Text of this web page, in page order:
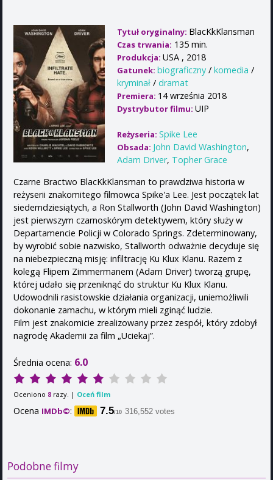
Tytuł oryginalny: BlacKkKlansman
Czas trwania: 135 min.
Produkcja: USA , 2018
Gatunek: biograficzny / komedia /
kryminał / dramat
Premiera: 14 września 2018
Dystrybutor filmu: UIP
Reżyseria: Spike Lee
Obsada: John David Washington,
Adam Driver, Topher Grace
Czarne Bractwo BlacKkKlansman to prawdziwa historia w
reżyserii znakomitego filmowca Spike'a Lee. Jest początek lat
siedemdziesiątych, a Ron Stallworth (John David Washington)
jest pierwszym czarnoskórym detektywem, który służy w
Departamencie Policji w Colorado Springs. Zdeterminowany,
by wyrobić sobie nazwisko, Stallworth odważnie decyduje się
na niebezpieczną misję: infiltrację Ku Klux Klanu. Razem z
kolegą Flipem Zimmermanem (Adam Driver) tworzą grupę,
której udało się przeniknąć do struktur Ku Klux Klanu.
Udowodnili rasistowskie działania organizacji, uniemożliwili
dokonanie zamachu, w którym mieli zginąć ludzie.
Film jest znakomicie zrealizowany przez zespół, który zdobył
nagrodę Akademii za film „Uciekaj”.
Średnia ocena: 6.0
Oceniono 8 razy. | Oceń film
Ocena IMDb©: 7.5/10 316,552 votes
Podobne filmy